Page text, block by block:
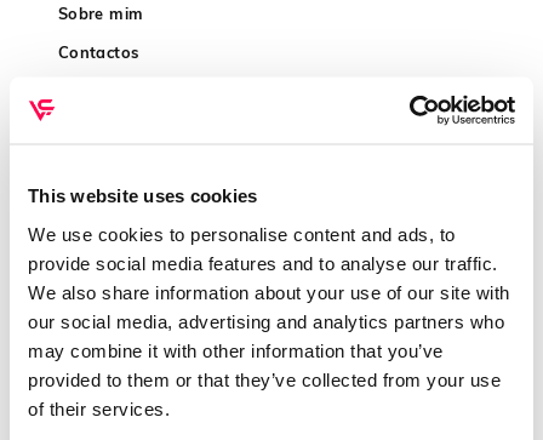
This website uses cookies
We use cookies to personalise content and ads, to
provide social media features and to analyse our traffic.
We also share information about your use of our site with
our social media, advertising and analytics partners who
may combine it with other information that you’ve
provided to them or that they’ve collected from your use
of their services.
Sobre mim
Contactos
INFORMAÇÕES
Política de privacidade
Resolução de conflitos
Livro de reclamações
SEGUE-NOS